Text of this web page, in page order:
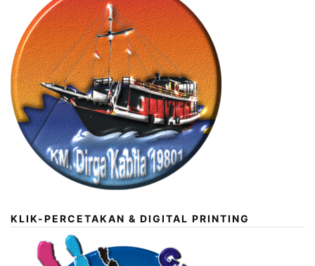
KLIK-PERCETAKAN & DIGITAL PRINTING